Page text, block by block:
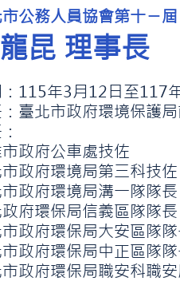
公務人員協會第十ㄧ屆
昆 理事長
115年3月12日至117
臺北市政府環境保護
政府公車處技佐
政府環境局第三科技佐
政府環境局溝一隊隊長
府環保局信義區隊隊長
政府環保局大安區隊
政府環保局中正區隊
政府環保局職安科職安